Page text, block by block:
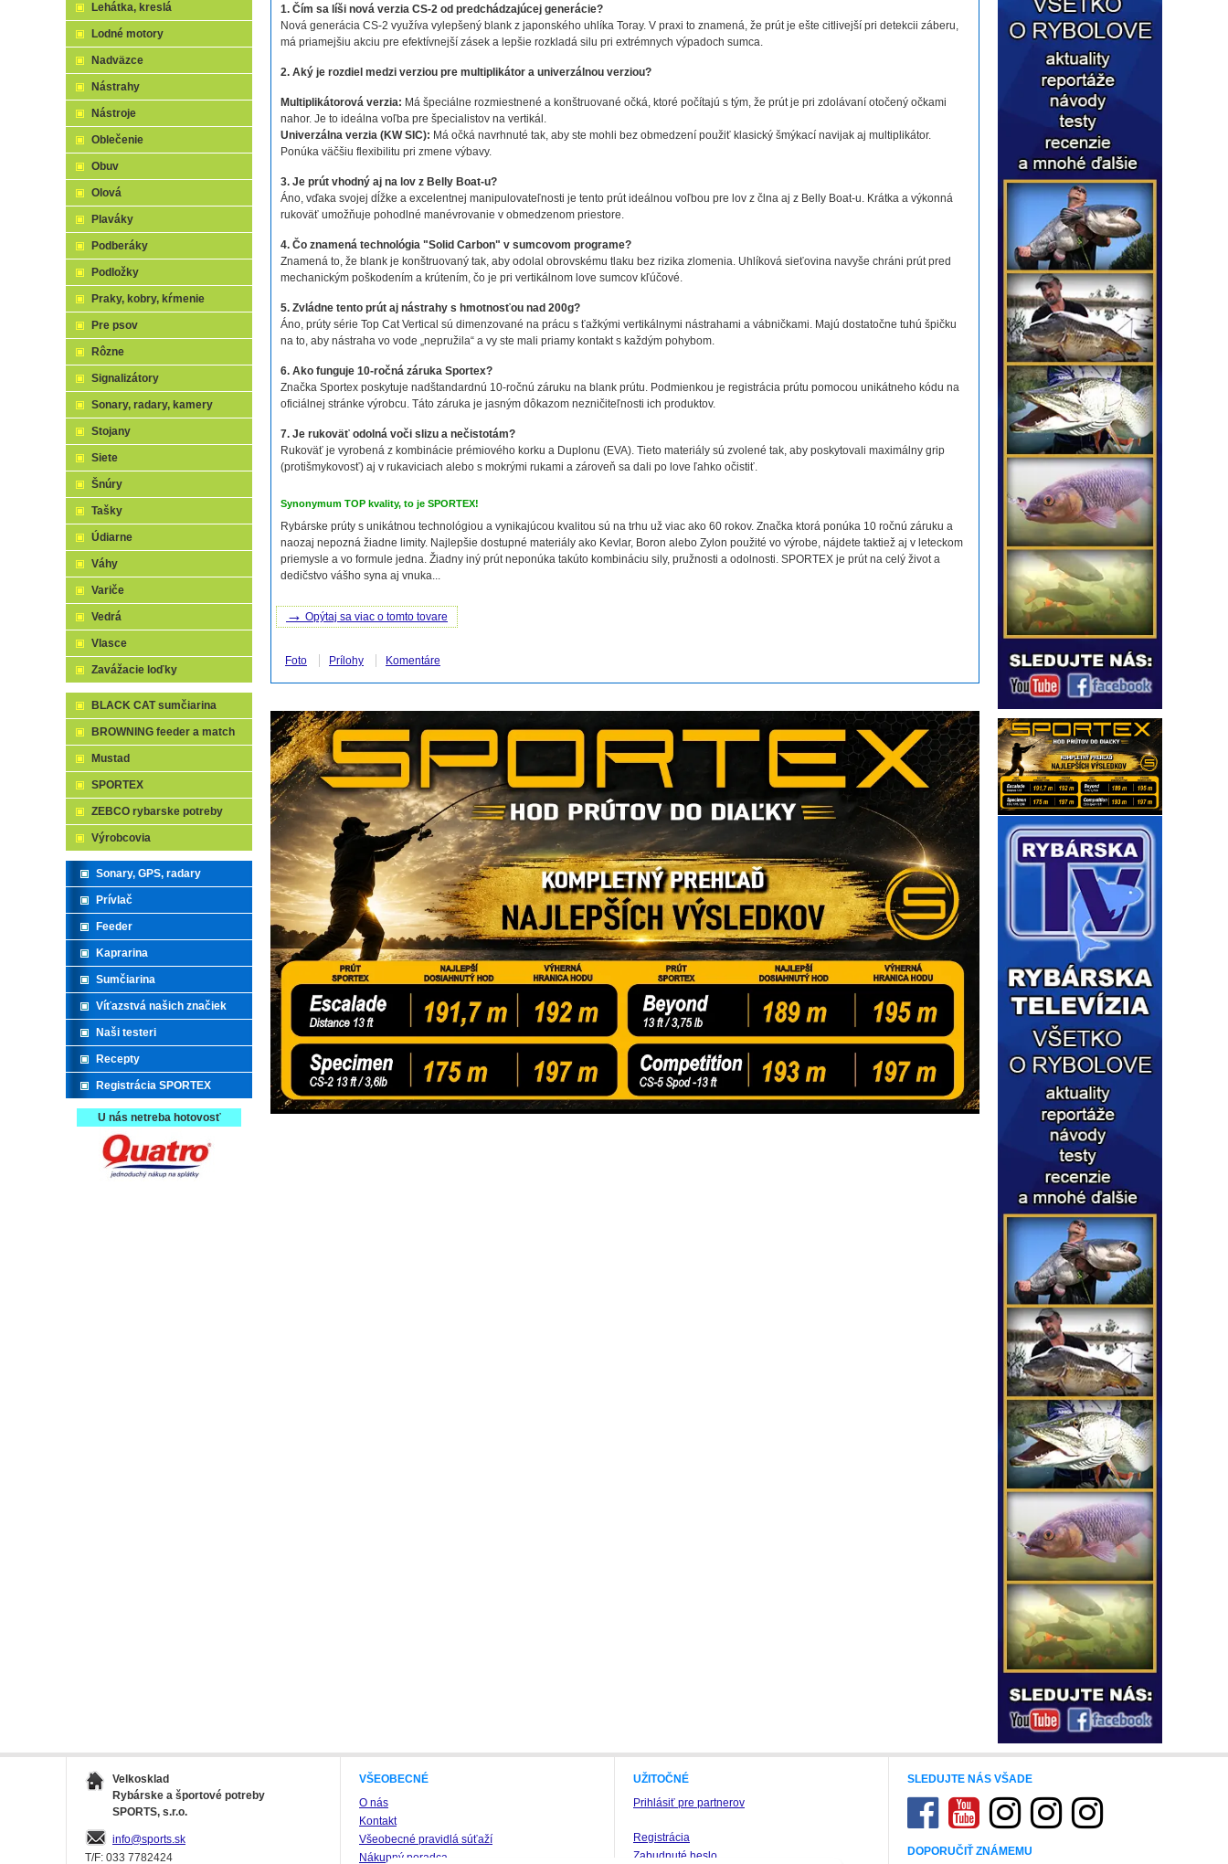
1. Čím sa líši nová verzia CS-2 od predchádzajúcej generácie?
Nová generácia CS-2 využíva vylepšený blank z japonského uhlíka Toray. V praxi to znamená, že prút je ešte citlivejší pri detekcii záberu,
má priamejšiu akciu pre efektívnejší zásek a lepšie rozkladá silu pri extrémnych výpadoch sumca.
2. Aký je rozdiel medzi verziou pre multiplikátor a univerzálnou verziou?
Multiplikátorová verzia: Má špeciálne rozmiestnené a konštruované očká, ktoré počítajú s tým, že prút je pri zdolávaní otočený očkami
nahor. Je to ideálna voľba pre špecialistov na vertikál.
Univerzálna verzia (KW SIC): Má očká navrhnuté tak, aby ste mohli bez obmedzení použiť klasický šmýkací navijak aj multiplikátor.
Ponúka väčšiu flexibilitu pri zmene výbavy.
3. Je prút vhodný aj na lov z Belly Boat-u?
Áno, vďaka svojej dĺžke a excelentnej manipulovateľnosti je tento prút ideálnou voľbou pre lov z člna aj z Belly Boat-u. Krátka a výkonná
rukoväť umožňuje pohodlné manévrovanie v obmedzenom priestore.
4. Čo znamená technológia "Solid Carbon" v sumcovom programe?
Znamená to, že blank je konštruovaný tak, aby odolal obrovskému tlaku bez rizika zlomenia. Uhlíková sieťovina navyše chráni prút pred
mechanickým poškodením a krútením, čo je pri vertikálnom love sumcov kľúčové.
5. Zvládne tento prút aj nástrahy s hmotnosťou nad 200g?
Áno, prúty série Top Cat Vertical sú dimenzované na prácu s ťažkými vertikálnymi nástrahami a vábničkami. Majú dostatočne tuhú špičku
na to, aby nástraha vo vode „nepružila“ a vy ste mali priamy kontakt s každým pohybom.
6. Ako funguje 10-ročná záruka Sportex?
Značka Sportex poskytuje nadštandardnú 10-ročnú záruku na blank prútu. Podmienkou je registrácia prútu pomocou unikátneho kódu na
oficiálnej stránke výrobcu. Táto záruka je jasným dôkazom nezničiteľnosti ich produktov.
7. Je rukoväť odolná voči slizu a nečistotám?
Rukoväť je vyrobená z kombinácie prémiového korku a Duplonu (EVA). Tieto materiály sú zvolené tak, aby poskytovali maximálny grip
(protišmykovosť) aj v rukaviciach alebo s mokrými rukami a zároveň sa dali po love ľahko očistiť.
Synonymum TOP kvality, to je SPORTEX!
Rybárske prúty s unikátnou technológiou a vynikajúcou kvalitou sú na trhu už viac ako 60 rokov. Značka ktorá ponúka 10 ročnú záruku a
naozaj nepozná žiadne limity. Najlepšie dostupné materiály ako Kevlar, Boron alebo Zylon použité vo výrobe, nájdete taktiež aj v leteckom
priemysle a vo formule jedna. Žiadny iný prút neponúka takúto kombináciu sily, pružnosti a odolnosti. SPORTEX je prút na celý život a
dedičstvo vášho syna aj vnuka...
→ Opýtaj sa viac o tomto tovare
Foto Prílohy Komentáre
Lehátka, kreslá
Lodné motory
Nadväzce
Nástrahy
Nástroje
Oblečenie
Obuv
Olová
Plaváky
Podberáky
Podložky
Praky, kobry, kŕmenie
Pre psov
Rôzne
Signalizátory
Sonary, radary, kamery
Stojany
Siete
Šnúry
Tašky
Údiarne
Váhy
Variče
Vedrá
Vlasce
Zavážacie loďky
BLACK CAT sumčiarina
BROWNING feeder a match
Mustad
SPORTEX
ZEBCO rybarske potreby
Výrobcovia
Sonary, GPS, radary
Prívlač
Feeder
Kaprarina
Sumčiarina
Víťazstvá našich značiek
Naši testeri
Recepty
Registrácia SPORTEX
U nás netreba hotovosť
Velkosklad
Rybárske a športové potreby
SPORTS, s.r.o.
info@sports.sk
T/F: 033 7782424
VŠEOBECNÉ
O nás
Kontakt
Všeobecné pravidlá súťaží
Nákupný poradca
UŽITOČNÉ
Prihlásiť pre partnerov
Registrácia
Zabudnuté heslo
SLEDUJTE NÁS VŠADE
DOPORUČIŤ ZNÁMEMU